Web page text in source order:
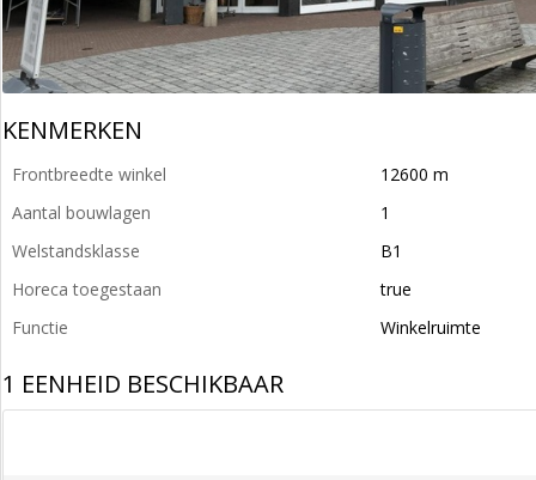
KENMERKEN
Frontbreedte winkel
12600 m
Aantal bouwlagen
1
Welstandsklasse
B1
Horeca toegestaan
true
Functie
Winkelruimte
1 EENHEID BESCHIKBAAR